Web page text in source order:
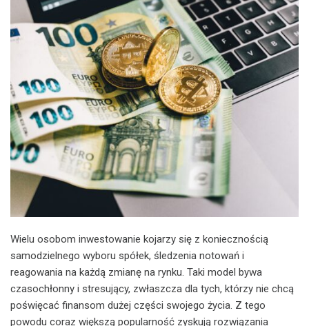
Wielu osobom inwestowanie kojarzy się z koniecznością
samodzielnego wyboru spółek, śledzenia notowań i
reagowania na każdą zmianę na rynku. Taki model bywa
czasochłonny i stresujący, zwłaszcza dla tych, którzy nie chcą
poświęcać finansom dużej części swojego życia. Z tego
powodu coraz większą popularność zyskują rozwiązania